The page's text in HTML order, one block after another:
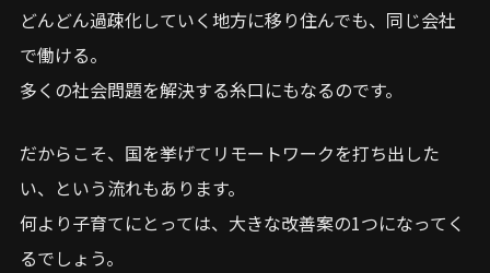
どんどん過疎化していく地方に移り住んでも、同じ会社
で働ける。
多くの社会問題を解決する糸口にもなるのです。
だからこそ、国を挙げてリモートワークを打ち出した
い、という流れもあります。
何より子育てにとっては、大きな改善案の1つになってく
るでしょう。